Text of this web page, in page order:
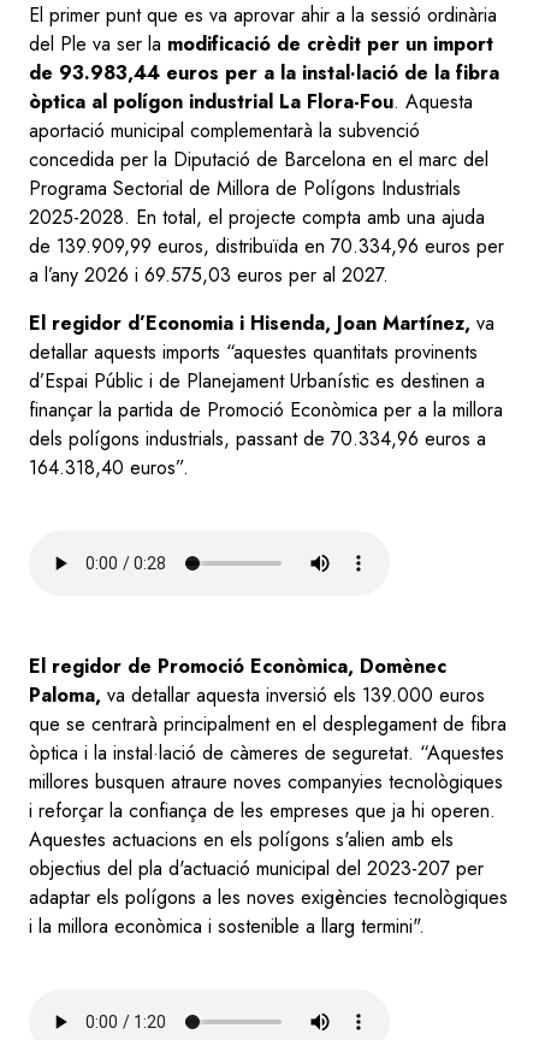
El primer punt que es va aprovar ahir a la sessió ordinària
del Ple va ser la modificació de crèdit per un import
de 93.983,44 euros per a la instal·lació de la fibra
òptica al polígon industrial La Flora-Fou. Aquesta
aportació municipal complementarà la subvenció
concedida per la Diputació de Barcelona en el marc del
Programa Sectorial de Millora de Polígons Industrials
2025-2028. En total, el projecte compta amb una ajuda
de 139.909,99 euros, distribuïda en 70.334,96 euros per
a l’any 2026 i 69.575,03 euros per al 2027.
El regidor d’Economia i Hisenda, Joan Martínez, va
detallar aquests imports “aquestes quantitats provinents
d’Espai Públic i de Planejament Urbanístic es destinen a
finançar la partida de Promoció Econòmica per a la millora
dels polígons industrials, passant de 70.334,96 euros a
164.318,40 euros”.
El regidor de Promoció Econòmica, Domènec
Paloma, va detallar aquesta inversió els 139.000 euros
que se centrarà principalment en el desplegament de fibra
òptica i la instal·lació de càmeres de seguretat. “Aquestes
millores busquen atraure noves companyies tecnològiques
i reforçar la confiança de les empreses que ja hi operen.
Aquestes actuacions en els polígons s'alien amb els
objectius del pla d'actuació municipal del 2023-207 per
adaptar els polígons a les noves exigències tecnològiques
i la millora econòmica i sostenible a llarg termini".